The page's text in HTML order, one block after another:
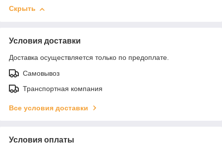
Скрыть
Условия доставки
Доставка осуществляется только по предоплате.
Самовывоз
Транспортная компания
Все условия доставки
Условия оплаты